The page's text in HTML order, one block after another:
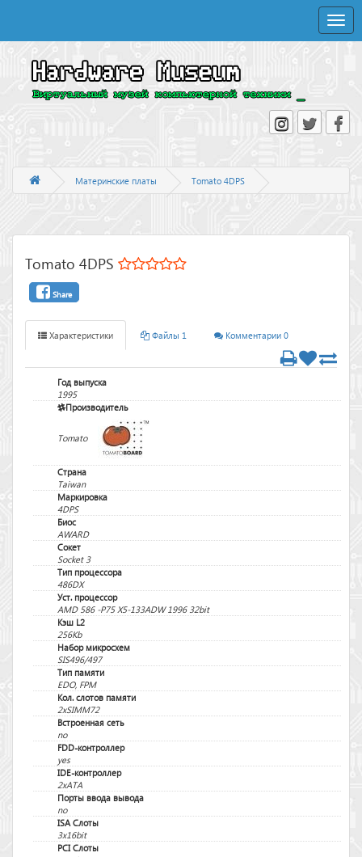
Toggle
Материнские платы Tomato 4DPS
Tomato 4DPS
Share
Характеристики Файлы 1 Комментарии 0
Год выпуска
1995
Производитель
Tomato
Страна
Taiwan
Маркировка
4DPS
Биос
AWARD
Сокет
Socket 3
Тип процессора
486DX
Уст. процессор
AMD 586 -P75 X5-133ADW 1996 32bit
Кэш L2
256Kb
Набор микросхем
SIS496/497
Тип памяти
EDO, FPM
Кол. слотов памяти
2xSIMM72
Встроенная сеть
no
FDD-контроллер
yes
IDE-контроллер
2xATA
Порты ввода вывода
no
ISA Слоты
3x16bit
PCI Слоты